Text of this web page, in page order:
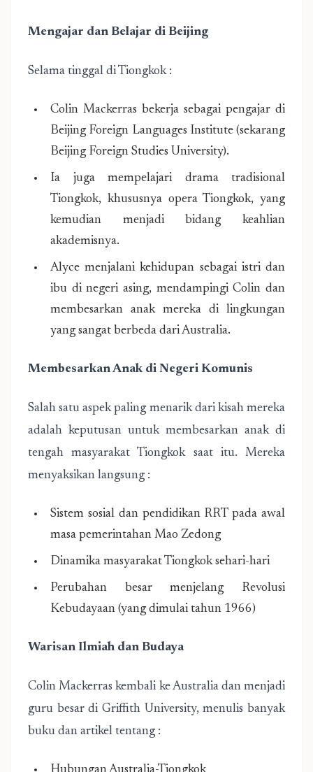
Mengajar dan Belajar di Beijing
Selama tinggal di Tiongkok :
Colin Mackerras bekerja sebagai pengajar di
Beijing Foreign Languages Institute (sekarang
Beijing Foreign Studies University).
Ia juga mempelajari drama tradisional
Tiongkok, khususnya opera Tiongkok, yang
kemudian menjadi bidang keahlian
akademisnya.
Alyce menjalani kehidupan sebagai istri dan
ibu di negeri asing, mendampingi Colin dan
membesarkan anak mereka di lingkungan
yang sangat berbeda dari Australia.
Membesarkan Anak di Negeri Komunis
Salah satu aspek paling menarik dari kisah mereka
adalah keputusan untuk membesarkan anak di
tengah masyarakat Tiongkok saat itu. Mereka
menyaksikan langsung :
Sistem sosial dan pendidikan RRT pada awal
masa pemerintahan Mao Zedong
Dinamika masyarakat Tiongkok sehari-hari
Perubahan besar menjelang Revolusi
Kebudayaan (yang dimulai tahun 1966)
Warisan Ilmiah dan Budaya
Colin Mackerras kembali ke Australia dan menjadi
guru besar di Griffith University, menulis banyak
buku dan artikel tentang :